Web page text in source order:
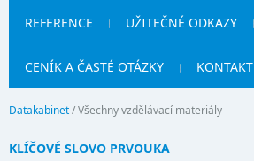
REFERENCE UŽITEČNÉ ODKAZY
CENÍK A ČASTÉ OTÁZKY KONTAKT
Datakabinet/Všechny vzdělávací materiály
KLÍČOVÉ SLOVO PRVOUKA